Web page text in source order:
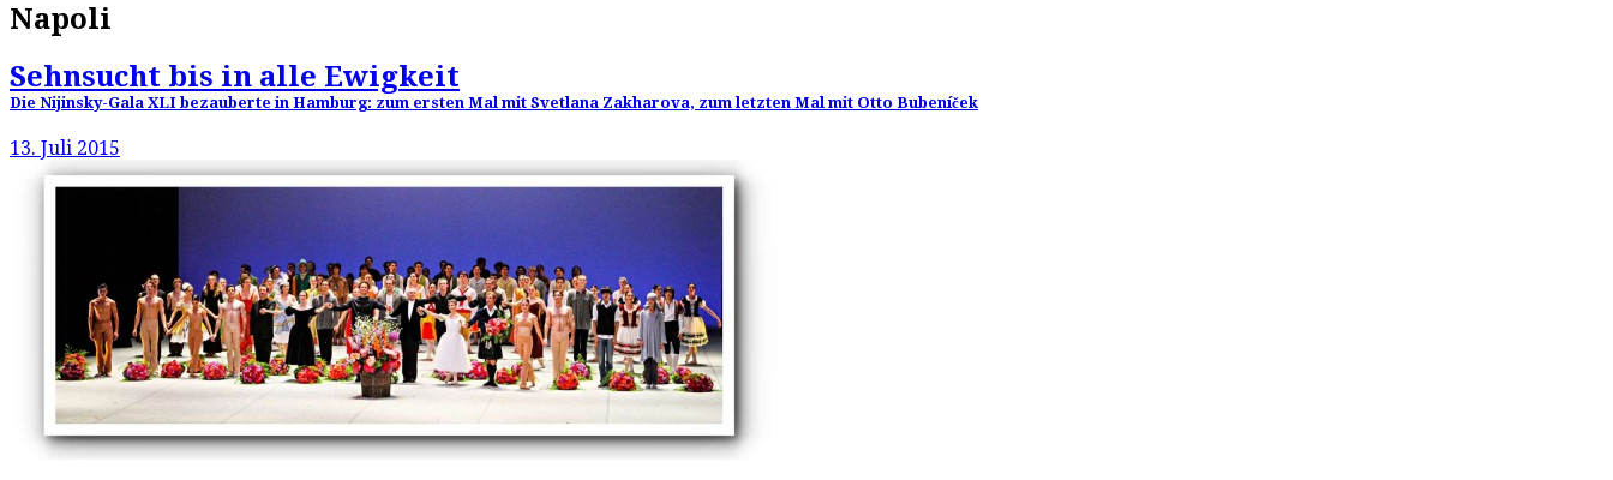
Napoli
Sehnsucht bis in alle Ewigkeit
Die Nijinsky-Gala XLI bezauberte in Hamburg: zum ersten Mal mit Svetlana Zakharova, zum letzten Mal mit Otto Bubeníček
13. Juli 2015